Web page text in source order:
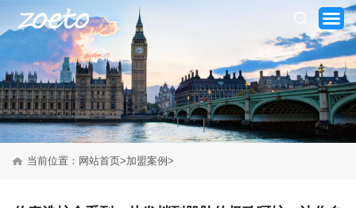
当前位置： 网站首页>加盟案例 >